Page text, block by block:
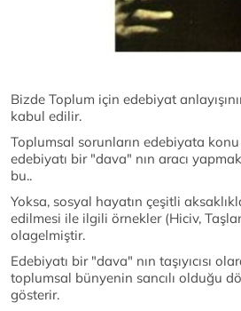
Bizde Toplum için edebiyat
kabul edilir.
Toplumsal sorunların edebiyata
edebiyatı bir "dava" nın aracı
bu..
Yoksa, sosyal hayatın çeşitli
edilmesi ile ilgili örnekler (Hiciv,
olagelmiştir.
Edebiyatı bir "dava" nın taşıyıcısı
toplumsal bünyenin sancılı olduğu
gösterir.